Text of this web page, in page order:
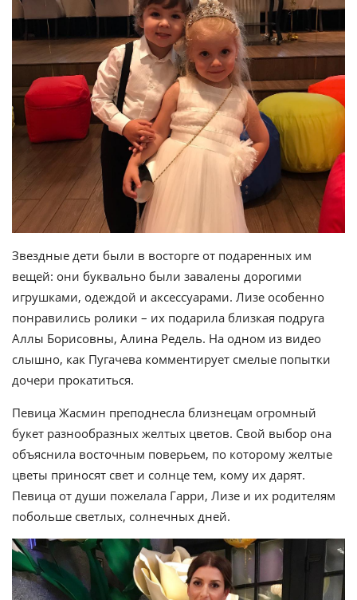
Звездные дети были в восторге от подаренных им
вещей: они буквально были завалены дорогими
игрушками, одеждой и аксессуарами. Лизе особенно
понравились ролики – их подарила близкая подруга
Аллы Борисовны, Алина Редель. На одном из видео
слышно, как Пугачева комментирует смелые попытки
дочери прокатиться.
Певица Жасмин преподнесла близнецам огромный
букет разнообразных желтых цветов. Свой выбор она
объяснила восточным поверьем, по которому желтые
цветы приносят свет и солнце тем, кому их дарят.
Певица от души пожелала Гарри, Лизе и их родителям
побольше светлых, солнечных дней.